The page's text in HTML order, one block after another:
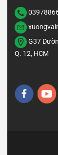
G37
Q. 12, HCM